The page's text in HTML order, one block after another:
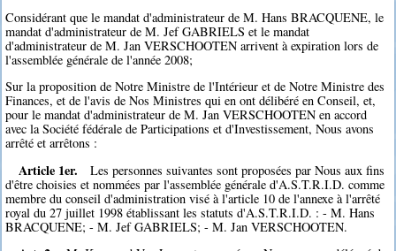
Considérant que le mandat d'administrateur de M. Hans BRACQUENE, le
mandat d'administrateur de M. Jef GABRIELS et le mandat
d'administrateur de M. Jan VERSCHOOTEN arrivent à expiration lors de
l'assemblée générale de l'année 2008;
Sur la proposition de Notre Ministre de l'Intérieur et de Notre Ministre des
Finances, et de l'avis de Nos Ministres qui en ont délibéré en Conseil, et,
pour le mandat d'administrateur de M. Jan VERSCHOOTEN en accord
avec la Société fédérale de Participations et d'Investissement, Nous avons
arrêté et arrêtons :
Article 1er.
Les personnes suivantes sont proposées par Nous aux fins
d'être choisies et nommées par l'assemblée générale d'A.S.T.R.I.D. comme
membre du conseil d'administration visé à l'article 10 de l'annexe à l'arrêté
royal du 27 juillet 1998 établissant les statuts d'A.S.T.R.I.D. : - M. Hans
BRACQUENE; - M. Jef GABRIELS; - M. Jan VERSCHOOTEN.